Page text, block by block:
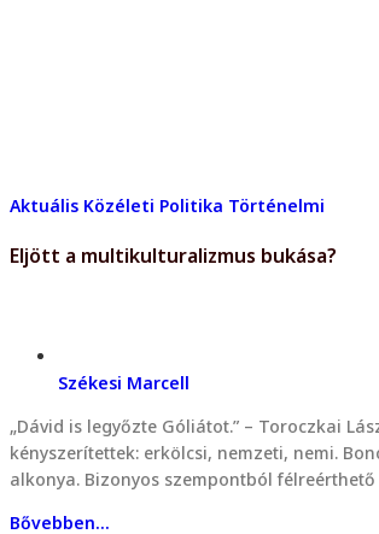
Aktuális Közéleti Politika Történelmi
Eljött a multikulturalizmus bukása?
Székesi Marcell
„Dávid is legyőzte Góliátot.” – Toroczkai
kényszerítettek: erkölcsi, nemzeti, nemi.
alkonya. Bizonyos szempontból
Bővebben...